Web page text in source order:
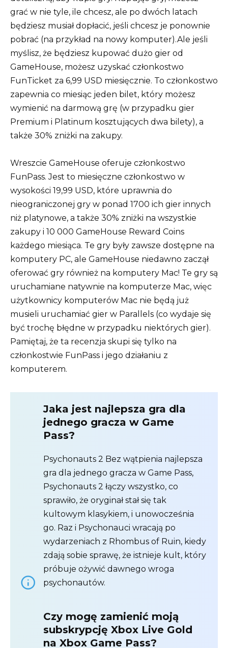
grać w nie tyle, ile chcesz, ale po dwóch latach
będziesz musiał dopłacić, jeśli chcesz je ponownie
pobrać (na przykład na nowy komputer).Ale jeśli
myślisz, że będziesz kupować dużo gier od
GameHouse, możesz uzyskać członkostwo
FunTicket za 6,99 USD miesięcznie. To członkostwo
zapewnia co miesiąc jeden bilet, który możesz
wymienić na darmową grę (w przypadku gier
Premium i Platinum kosztujących dwa bilety), a
także 30% zniżki na zakupy.
Wreszcie GameHouse oferuje członkostwo
FunPass. Jest to miesięczne członkostwo w
wysokości 19,99 USD, które uprawnia do
nieograniczonej gry w ponad 1700 ich gier innych
niż platynowe, a także 30% zniżki na wszystkie
zakupy i 10 000 GameHouse Reward Coins
każdego miesiąca. Te gry były zawsze dostępne na
komputery PC, ale GameHouse niedawno zaczął
oferować gry również na komputery Mac! Te gry są
uruchamiane natywnie na komputerze Mac, więc
użytkownicy komputerów Mac nie będą już
musieli uruchamiać gier w Parallels (co wydaje się
być trochę błędne w przypadku niektórych gier).
Pamiętaj, że ta recenzja skupi się tylko na
członkostwie FunPass i jego działaniu z
komputerem.
Jaka jest najlepsza gra dla
jednego gracza w Game
Pass?
Psychonauts 2 Bez wątpienia najlepsza
gra dla jednego gracza w Game Pass,
Psychonauts 2 łączy wszystko, co
sprawiło, że oryginał stał się tak
kultowym klasykiem, i unowocześnia
go. Raz i Psychonauci wracają po
wydarzeniach z Rhombus of Ruin, kiedy
zdają sobie sprawę, że istnieje kult, który
próbuje ożywić dawnego wroga
psychonautów.
Czy mogę zamienić moją
subskrypcję Xbox Live Gold
na Xbox Game Pass?